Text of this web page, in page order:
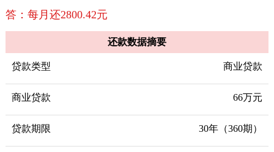
答：每月还2800.42元
还款数据摘要
贷款类型 商业贷款
商业贷款 66万元
贷款期限 30年（360期）